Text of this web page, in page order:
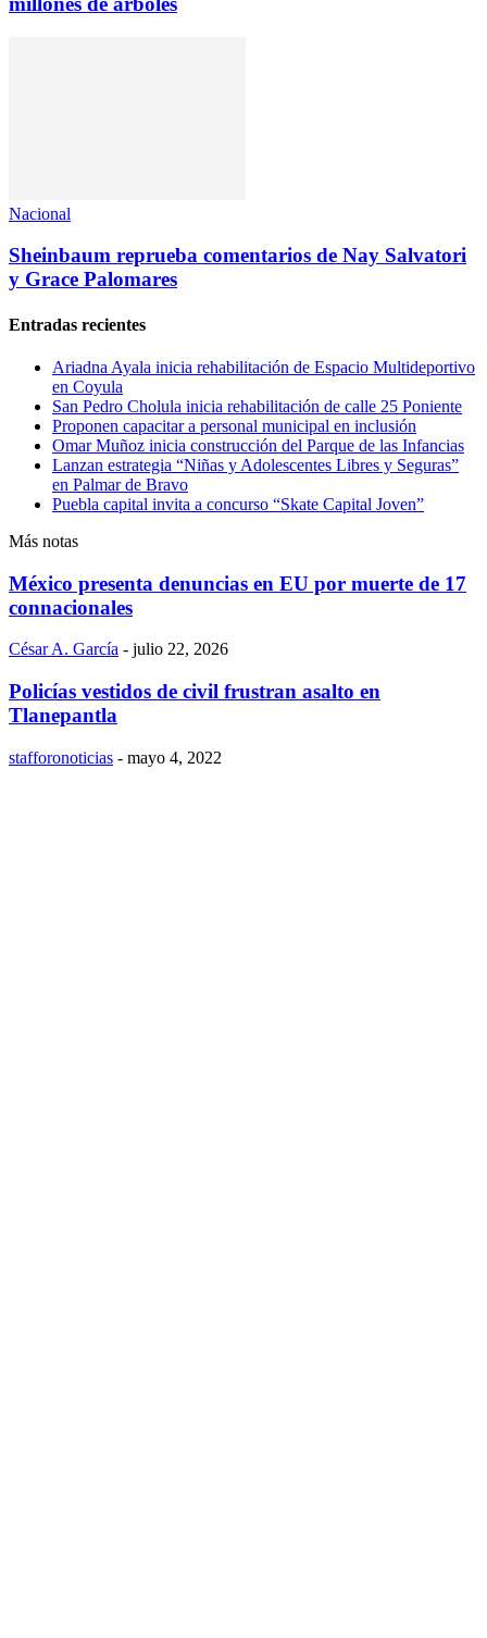
Nacional
Sheinbaum reprueba comentarios de Nay Salvatori
y Grace Palomares
Entradas recientes
Ariadna Ayala inicia rehabilitación de Espacio Multideportivo
en Coyula
San Pedro Cholula inicia rehabilitación de calle 25 Poniente
Proponen capacitar a personal municipal en inclusión
Omar Muñoz inicia construcción del Parque de las Infancias
Lanzan estrategia “Niñas y Adolescentes Libres y Seguras”
en Palmar de Bravo
Puebla capital invita a concurso “Skate Capital Joven”
Más notas
México presenta denuncias en EU por muerte de 17
connacionales
César A. García - julio 22, 2026
Policías vestidos de civil frustran asalto en
Tlanepantla
stafforonoticias - mayo 4, 2022